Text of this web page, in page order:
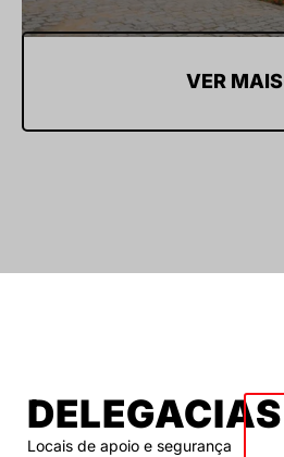
VER MAIS
DELEGACIAS
Locais de apoio e segurança